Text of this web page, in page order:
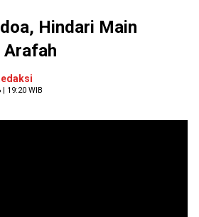
Hindari Main
Arafah
19:20 WIB